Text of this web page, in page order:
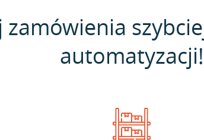
zamówienia
automatyzacji!